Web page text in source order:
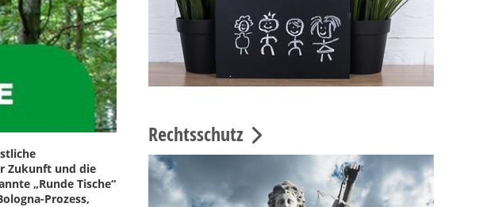
Zukunft und die
„Runde Tische“
Prozess,
Rechtsschutz